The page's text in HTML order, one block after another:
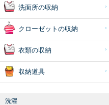
洗面所の収納
クローゼットの収納
衣類の収納
収納道具
洗濯